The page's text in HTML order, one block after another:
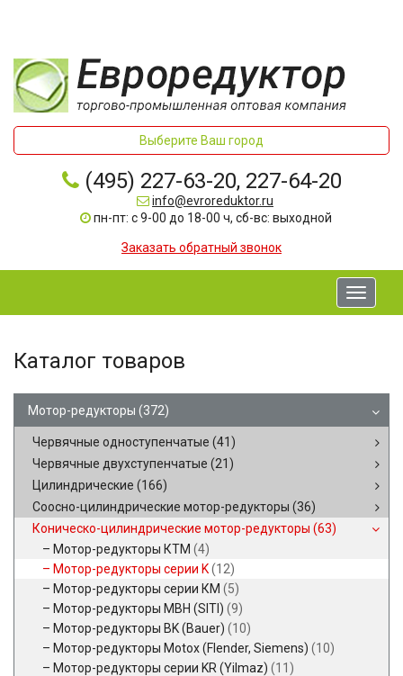
Выберите Ваш город
(495) 227-63-20, 227-64-20
info@evroreduktor.ru
пн-пт: с 9-00 до 18-00 ч, сб-вс: выходной
Заказать обратный звонок
Toggle
Каталог товаров
Мотор-редукторы (372)
Червячные одноступенчатые (41)
Червячные двухступенчатые (21)
Цилиндрические (166)
Соосно-цилиндрические мотор-редукторы (36)
Коническо-цилиндрические мотор-редукторы (63)
Мотор-редукторы КТМ (4)
Мотор-редукторы серии K(12)
Мотор-редукторы серии КМ (5)
Мотор-редукторы MBH (SITI) (9)
Мотор-редукторы BK (Bauer) (10)
Мотор-редукторы Motox (Flender, Siemens) (10)
Мотор-редукторы серии KR (Yilmaz) (11)